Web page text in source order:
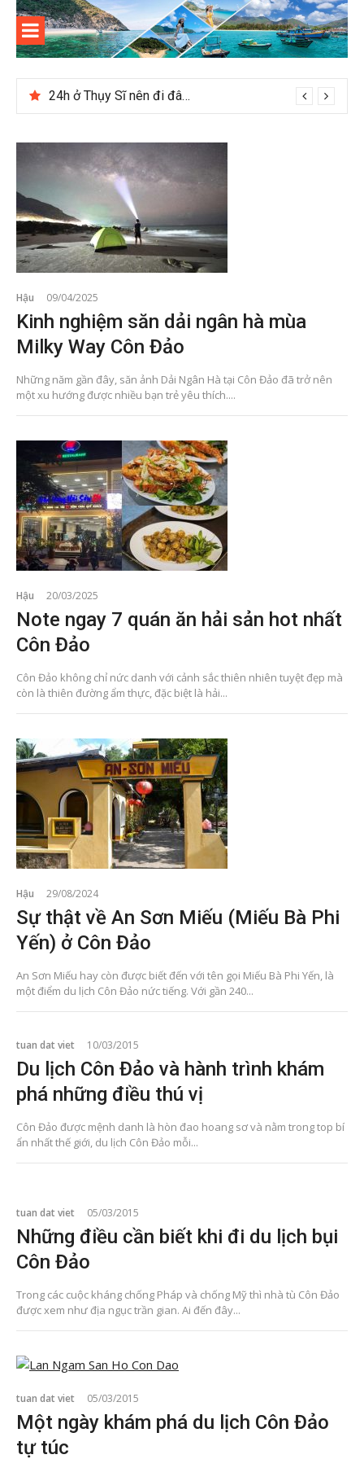
Skip
content
Kinh
nghiệm
du lịch
Côn Đảo
Thông tin và kinh nghiệm khi du lịch Côn Đảo
24h ở Thụy Sĩ nên đi đâu, chơi gì?
Hậu 09/04/2025
Kinh nghiệm săn dải ngân hà mùa
Milky Way Côn Đảo
Những năm gần đây, săn ảnh Dải Ngân Hà tại Côn Đảo đã trở nên
một xu hướng được nhiều bạn trẻ yêu thích....
Hậu 20/03/2025
Note ngay 7 quán ăn hải sản hot nhất
Côn Đảo
Côn Đảo không chỉ nức danh với cảnh sắc thiên nhiên tuyệt đẹp mà
còn là thiên đường ẩm thực, đặc biệt là hải...
Hậu 29/08/2024
Sự thật về An Sơn Miếu (Miếu Bà Phi
Yến) ở Côn Đảo
An Sơn Miếu hay còn được biết đến với tên gọi Miếu Bà Phi Yến, là
một điểm du lịch Côn Đảo nức tiếng. Với gần 240...
tuan dat viet 10/03/2015
Du lịch Côn Đảo và hành trình khám
phá những điều thú vị
Côn Đảo được mệnh danh là hòn đao hoang sơ và nằm trong top bí
ẩn nhất thế giới, du lịch Côn Đảo mỗi...
tuan dat viet 05/03/2015
Những điều cần biết khi đi du lịch bụi
Côn Đảo
Trong các cuộc kháng chống Pháp và chống Mỹ thì nhà tù Côn Đảo
được xem như địa ngục trần gian. Ai đến đây...
tuan dat viet 05/03/2015
Một ngày khám phá du lịch Côn Đảo
tự túc